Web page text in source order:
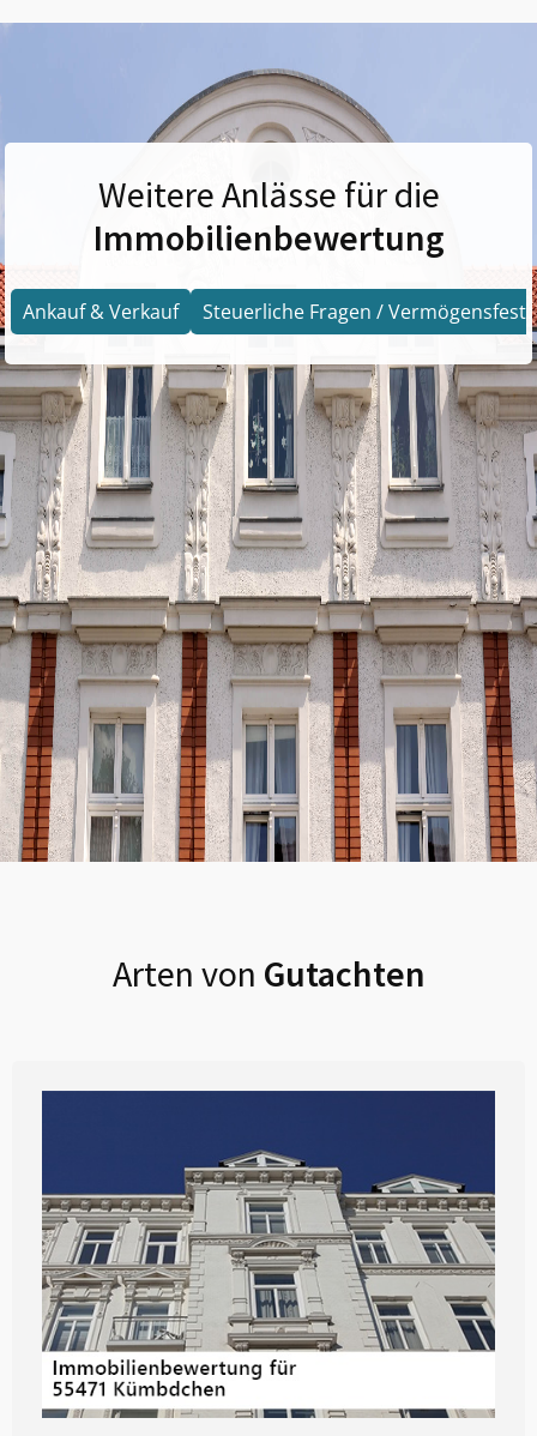
Weitere Anlässe für die
Immobilienbewertung
Ankauf & Verkauf Steuerliche Fragen /
Arten von Gutachten